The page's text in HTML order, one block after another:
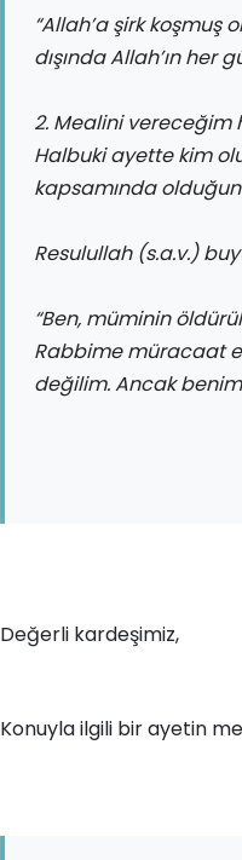
“Allah’a şirk
dışında Allah’ın her
2. Mealini vereceğim
Halbuki ayette kim
kapsamında
Resulullah (s.a.v.)
“Ben, müminin
Rabbime müracaat
değilim. Ancak
Değerli kardeşimiz,
Konuyla ilgili bir ayetin